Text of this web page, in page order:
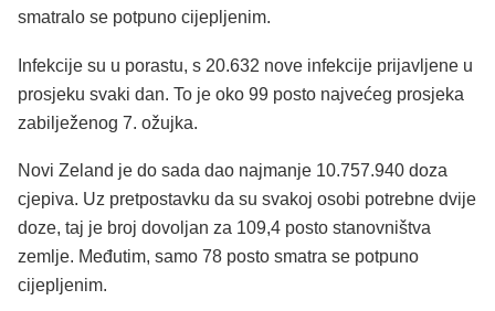
smatralo se potpuno cijepljenim.
Infekcije su u porastu, s 20.632 nove infekcije prijavljene u
prosjeku svaki dan. To je oko 99 posto najvećeg prosjeka
zabilježenog 7. ožujka.
Novi Zeland je do sada dao najmanje 10.757.940 doza
cjepiva. Uz pretpostavku da su svakoj osobi potrebne dvije
doze, taj je broj dovoljan za 109,4 posto stanovništva
zemlje. Međutim, samo 78 posto smatra se potpuno
cijepljenim.